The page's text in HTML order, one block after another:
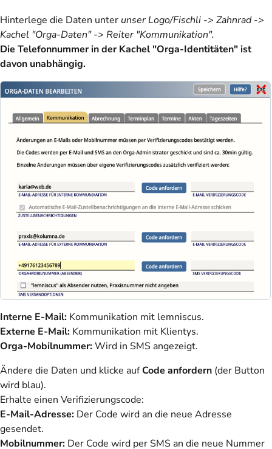
Hinterlege die Daten unter unser Logo/Fischli -> Zahnrad ->
Kachel "Orga-Daten" -> Reiter "Kommunikation".
Die Telefonnummer in der Kachel "Orga-Identitäten" ist
davon unabhängig.
Interne E-Mail: Kommunikation mit lemniscus.
Externe E-Mail: Kommunikation mit Klientys.
Orga-Mobilnummer:Wird in SMS angezeigt.
Ändere die Daten und klicke aufCode anfordern (der Button
wird blau).
Erhalte einen Verifizierungscode:
E-Mail-Adresse: Der Code wird an die neue Adresse
gesendet.
Mobilnummer: Der Code wird per SMS an die neue Nummer